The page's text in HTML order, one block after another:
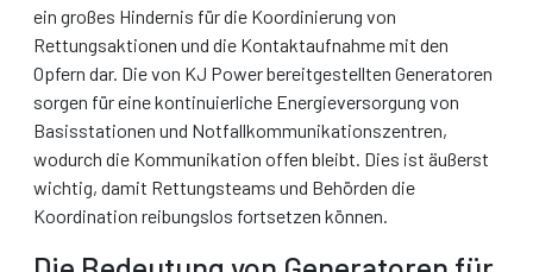
ein großes Hindernis für die Koordinierung von
Rettungsaktionen und die Kontaktaufnahme mit den
Opfern dar. Die von KJ Power bereitgestellten Generatoren
sorgen für eine kontinuierliche Energieversorgung von
Basisstationen und Notfallkommunikationszentren,
wodurch die Kommunikation offen bleibt. Dies ist äußerst
wichtig, damit Rettungsteams und Behörden die
Koordination reibungslos fortsetzen können.